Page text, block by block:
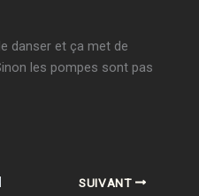
danser et ça met de
les pompes sont pas
SUIVANT